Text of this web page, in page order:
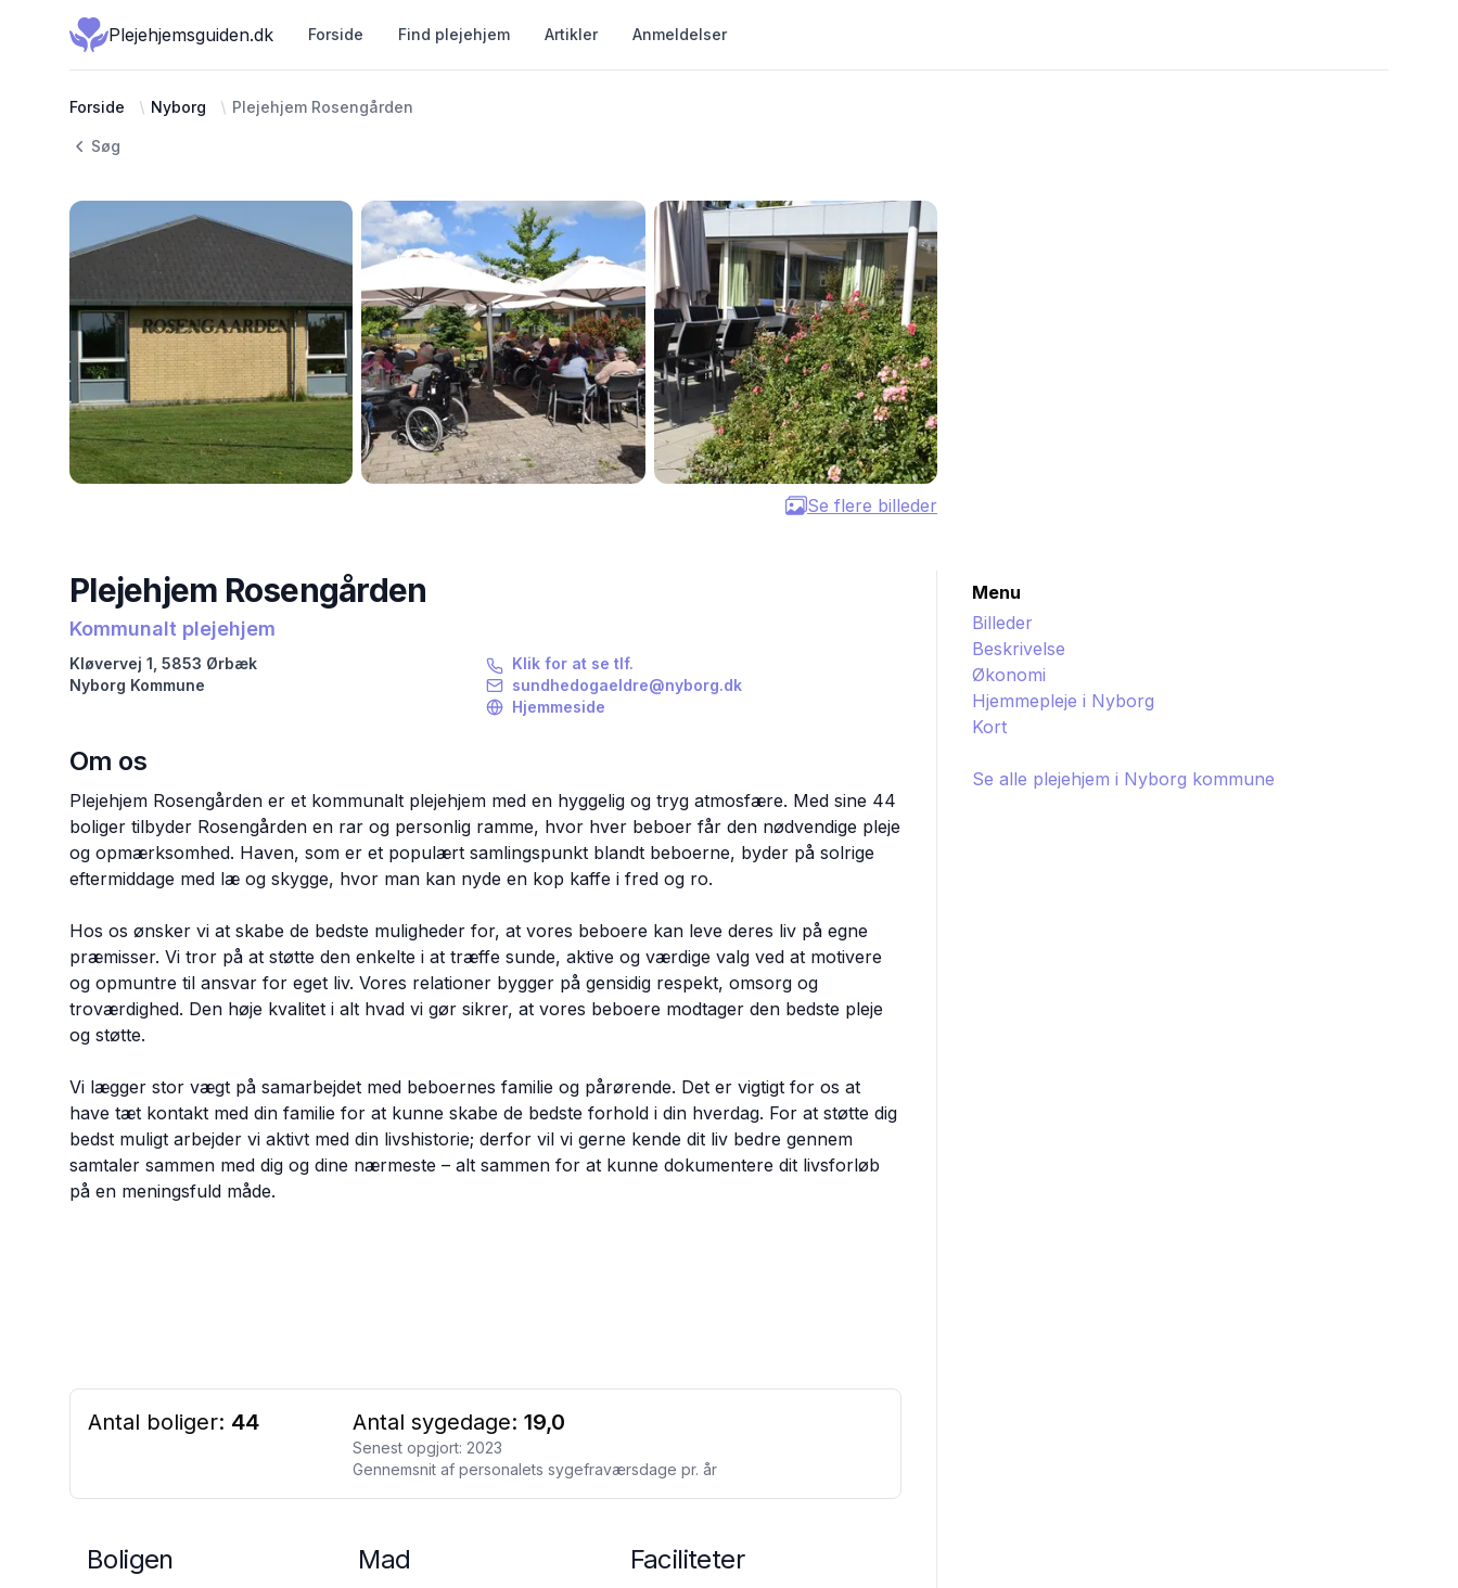
Plejehjemsguiden.dk Forside Find plejehjem Artikler Anmeldelser
Forside Nyborg Plejehjem Rosengården
Søg
Se flere billeder
Plejehjem Rosengården
Kommunalt plejehjem
Kløvervej 1 5853 Ørbæk
Nyborg Kommune
Klik for at se tlf.
sundhedogaeldre@nyborg.dk
Hjemmeside
Menu
Billeder
Beskrivelse
Økonomi
Hjemmepleje i Nyborg
Kort
Se alle plejehjem i Nyborg kommune
Om os
Plejehjem Rosengården er et kommunalt plejehjem med en hyggelig og tryg atmosfære. Med sine 44
boliger tilbyder Rosengården en rar og personlig ramme, hvor hver beboer får den nødvendige pleje
og opmærksomhed. Haven, som er et populært samlingspunkt blandt beboerne, byder på solrige
eftermiddage med læ og skygge, hvor man kan nyde en kop kaffe i fred og ro.
Hos os ønsker vi at skabe de bedste muligheder for, at vores beboere kan leve deres liv på egne
præmisser. Vi tror på at støtte den enkelte i at træffe sunde, aktive og værdige valg ved at motivere
og opmuntre til ansvar for eget liv. Vores relationer bygger på gensidig respekt, omsorg og
troværdighed. Den høje kvalitet i alt hvad vi gør sikrer, at vores beboere modtager den bedste pleje
og støtte.
Vi lægger stor vægt på samarbejdet med beboernes familie og pårørende. Det er vigtigt for os at
have tæt kontakt med din familie for at kunne skabe de bedste forhold i din hverdag. For at støtte dig
bedst muligt arbejder vi aktivt med din livshistorie; derfor vil vi gerne kende dit liv bedre gennem
samtaler sammen med dig og dine nærmeste – alt sammen for at kunne dokumentere dit livsforløb
på en meningsfuld måde.
Antal boliger: 44 Antal sygedage: 19,0
Senest opgjort: 2023
Gennemsnit af personalets sygefraværsdage pr. år
Boligen Mad Faciliteter